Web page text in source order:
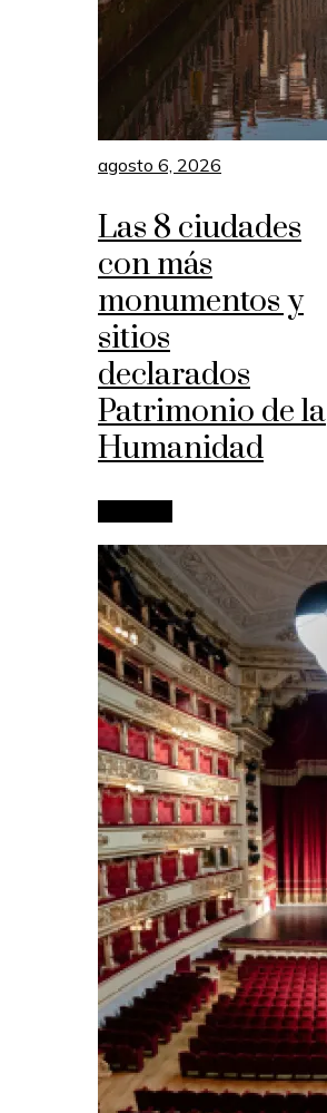
agosto 6, 2026
Las 8 ciudades
con más
monumentos y
sitios
declarados
Patrimonio de la
Humanidad